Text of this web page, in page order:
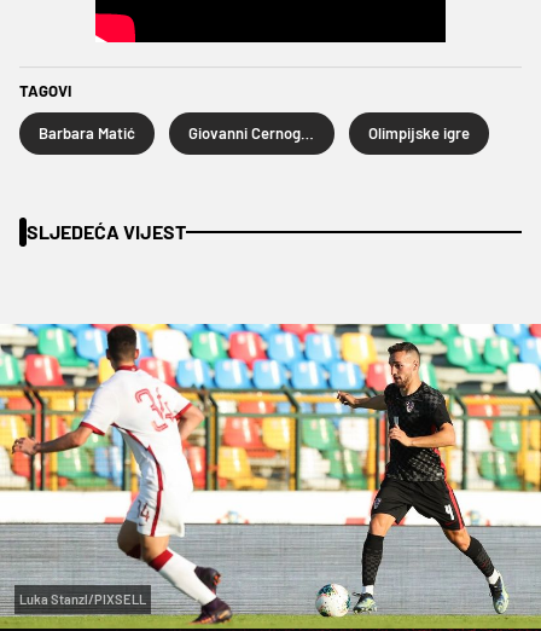
TAGOVI
Barbara Matić Olimpijske igre
SLJEDEĆA VIJEST
Luka Stanzl/PIXSELL